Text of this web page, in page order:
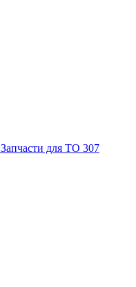
Запчасти для ТО 307